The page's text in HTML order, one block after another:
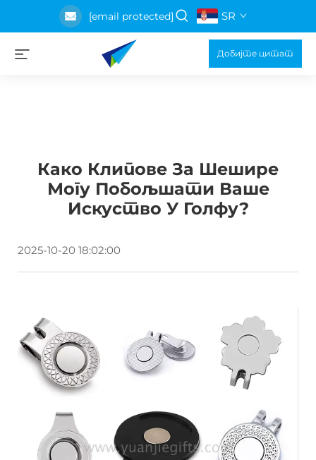
[email protected] SR
Добијте цитат
Како Клипове За Шешире
Могу Побољшати Ваше
Искуство У Голфу?
2025-10-20 18:02:00